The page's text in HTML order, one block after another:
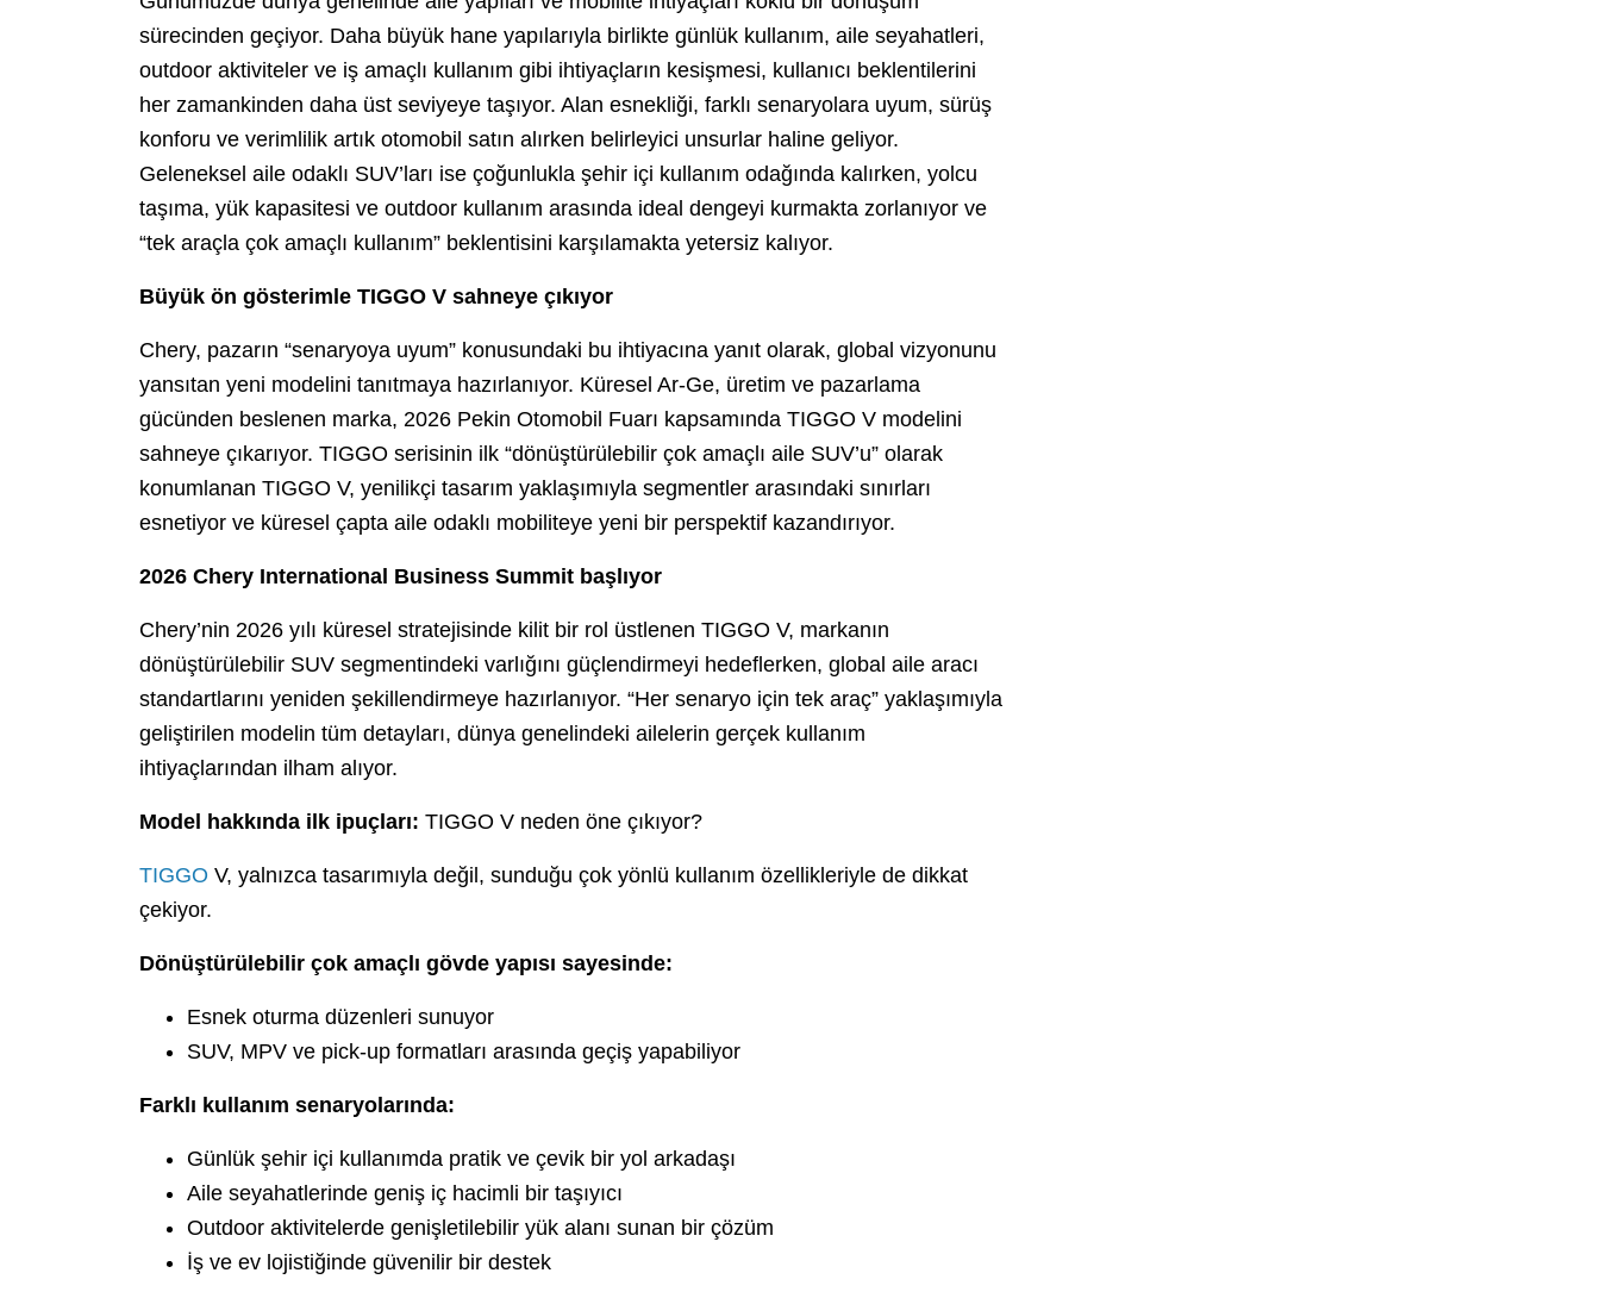
sürecinden geçiyor. Daha büyük hane yapılarıyla birlikte günlük kullanım, aile seyahatleri,
outdoor aktiviteler ve iş amaçlı kullanım gibi ihtiyaçların kesişmesi, kullanıcı beklentilerini
her zamankinden daha üst seviyeye taşıyor. Alan esnekliği, farklı senaryolara uyum, sürüş
konforu ve verimlilik artık otomobil satın alırken belirleyici unsurlar haline geliyor.
Geleneksel aile odaklı SUV’ları ise çoğunlukla şehir içi kullanım odağında kalırken, yolcu
taşıma, yük kapasitesi ve outdoor kullanım arasında ideal dengeyi kurmakta zorlanıyor ve
“tek araçla çok amaçlı kullanım” beklentisini karşılamakta yetersiz kalıyor.
Büyük ön gösterimle TIGGO V sahneye çıkıyor
Chery, pazarın “senaryoya uyum” konusundaki bu ihtiyacına yanıt olarak, global vizyonunu
yansıtan yeni modelini tanıtmaya hazırlanıyor. Küresel Ar-Ge, üretim ve pazarlama
gücünden beslenen marka, 2026 Pekin Otomobil Fuarı kapsamında TIGGO V modelini
sahneye çıkarıyor. TIGGO serisinin ilk “dönüştürülebilir çok amaçlı aile SUV’u” olarak
konumlanan TIGGO V, yenilikçi tasarım yaklaşımıyla segmentler arasındaki sınırları
esnetiyor ve küresel çapta aile odaklı mobiliteye yeni bir perspektif kazandırıyor.
2026 Chery International Business Summit başlıyor
Chery’nin 2026 yılı küresel stratejisinde kilit bir rol üstlenen TIGGO V, markanın
dönüştürülebilir SUV segmentindeki varlığını güçlendirmeyi hedeflerken, global aile aracı
standartlarını yeniden şekillendirmeye hazırlanıyor. “Her senaryo için tek araç” yaklaşımıyla
geliştirilen modelin tüm detayları, dünya genelindeki ailelerin gerçek kullanım
ihtiyaçlarından ilham alıyor.
Model hakkında ilk ipuçları: TIGGO V neden öne çıkıyor?
TIGGO V, yalnızca tasarımıyla değil, sunduğu çok yönlü kullanım özellikleriyle de dikkat
çekiyor.
Dönüştürülebilir çok amaçlı gövde yapısı sayesinde:
Esnek oturma düzenleri sunuyor
SUV, MPV ve pick-up formatları arasında geçiş yapabiliyor
Farklı kullanım senaryolarında:
Günlük şehir içi kullanımda pratik ve çevik bir yol arkadaşı
Aile seyahatlerinde geniş iç hacimli bir taşıyıcı
Outdoor aktivitelerde genişletilebilir yük alanı sunan bir çözüm
İş ve ev lojistiğinde güvenilir bir destek